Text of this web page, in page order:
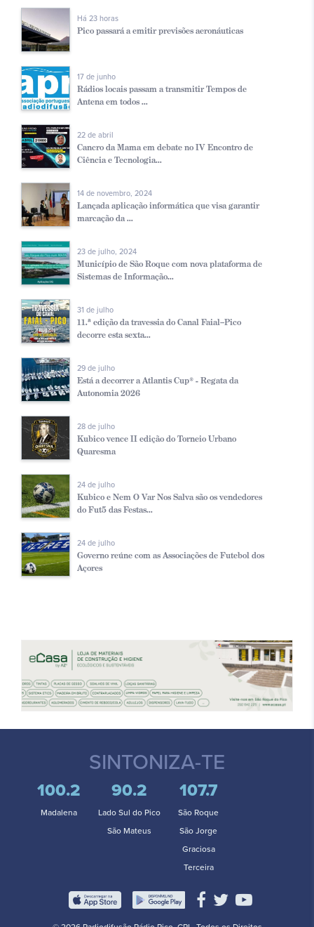
Há 23 horas
Pico passará a emitir previsões aeronáuticas
17 de junho
Rádios locais passam a transmitir Tempos de
Antena em todos ...
22 de abril
Cancro da Mama em debate no IV Encontro de
Ciência e Tecnologia...
14 de novembro, 2024
Lançada aplicação informática que visa garantir
marcação da ...
23 de julho, 2024
Município de São Roque com nova plataforma de
Sistemas de Informação...
31 de julho
11.ª edição da travessia do Canal Faial–Pico
decorre esta sexta...
29 de julho
Está a decorrer a Atlantis Cup® - Regata da
Autonomia 2026
28 de julho
Kubico vence II edição do Torneio Urbano
Quaresma
24 de julho
Kubico e Nem O Var Nos Salva são os vendedores
do Fut5 das Festas...
24 de julho
Governo reúne com as Associações de Futebol dos
Açores
SINTONIZA-TE
100.2
Madalena
90.2
Lado Sul do Pico
São Mateus
107.7
São Roque
São Jorge
Graciosa
Terceira